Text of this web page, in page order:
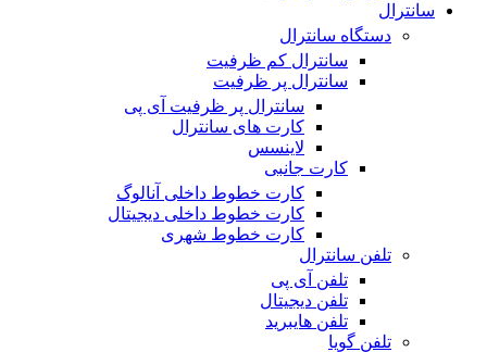
سانترال
دستگاه سانترال
سانترال کم ظرفیت
سانترال پر ظرفیت
سانترال پر ظرفیت آی پی
کارت های سانترال
لاینسس
کارت جانبی
کارت خطوط داخلی آنالوگ
کارت خطوط داخلی دیجیتال
کارت خطوط شهری
تلفن سانترال
تلفن آی پی
تلفن دیجیتال
تلفن هایبرید
تلفن گویا